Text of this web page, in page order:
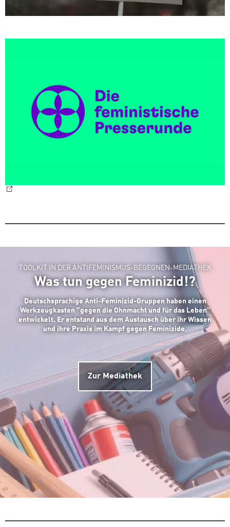
TOOLKIT IN DER ANTIFEMINISMUS-BEGEGNEN-MEDIATHEK
Was tun gegen Feminizid!?
Deutschsprachige Anti-Feminizid-Gruppen haben einen
Werkzeugkasten "gegen die Ohnmacht und für das Leben"
entwickelt. Er entstand aus dem Austausch über ihr Wissen
und ihre Praxis im Kampf gegen Feminizide.
Zur Mediathek